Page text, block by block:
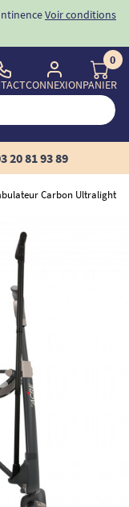
Voir conditions
CONNEXION
0
PANIER
20 81 93 89
Carbon Ultralight